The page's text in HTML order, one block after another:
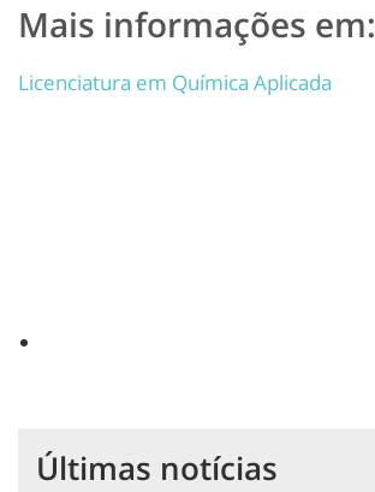
Mais informações em:
Licenciatura em Química Aplicada
Últimas notícias